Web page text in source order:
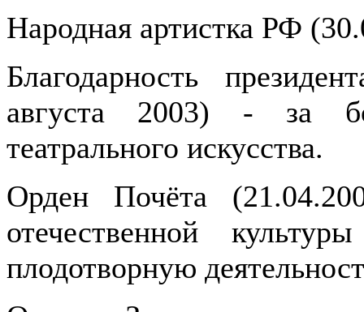
Народная артистка РФ
Благодарность
августа 2003) - за
театрального искусства.
Орден Почёта
отечественной
плодотворную